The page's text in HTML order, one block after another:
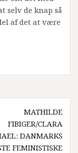
selv de knap så
af det at være
MATHILDE
FIBIGER/CLARA
DANMARKS
FEMINISTISKE